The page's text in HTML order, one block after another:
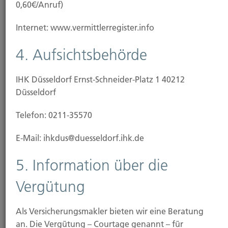
110 Jahre Hubert Brück KG
Konferenzraum
0,60€/Anruf)
Internet: www.vermittlerregister.info
4. Aufsichtsbehörde
IHK Düsseldorf Ernst-Schneider-Platz 1 40212
Düsseldorf
Telefon: 0211-35570
E-Mail: ihkdus@duesseldorf.ihk.de
5. Information über die
Vergütung
Als Versicherungsmakler bieten wir eine Beratung
an. Die Vergütung – Courtage genannt – für